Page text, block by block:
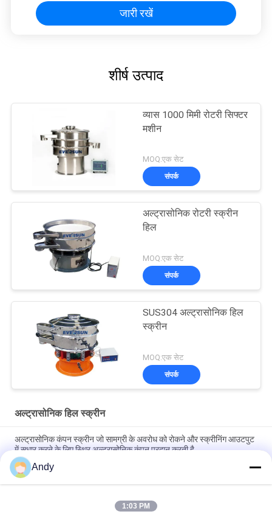
जारी रखें
शीर्ष उत्पाद
व्यास 1000 मिमी रोटरी सिफ्टर
मशीन
MOQ:एक सेट
संपर्क
अल्ट्रासोनिक रोटरी स्क्रीन
हिल
MOQ:एक सेट
संपर्क
SUS304 अल्ट्रासोनिक हिल
स्क्रीन
MOQ:एक सेट
संपर्क
अल्ट्रासोनिक हिल स्क्रीन
अल्ट्रासोनिक कंपन स्क्रीन जो सामग्री के अवरोध को रोकने और स्क्रीनिंग आउटपुट
में सुधार करने के लिए स्थिर अल्ट्रासोनिक कंपन प्रदान करती है
औद्योगिक अनुप्रयोगों में सटीक कण पृथक्करण और सामग्री स्क्रीनिंग समाधानों के लिए
अल्ट्रासोनिक कंपन स्क्रीन
बहु-परत अल्ट्रासोनिक कंपन स्क्रीन के साथ स्टेनलेस स्टील पाउडर कणों के लिए
Andy
1:03 PM